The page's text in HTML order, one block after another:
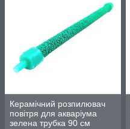
Керамічний розпилювач
повітря для акваріума
зелена трубка 90 см